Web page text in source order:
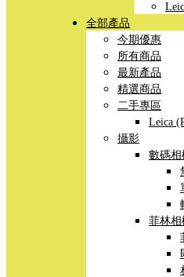
全部產品
今期優惠
所有商品
最新產品
精選商品
二手專區
Leica
攝影
數碼相
菲林相